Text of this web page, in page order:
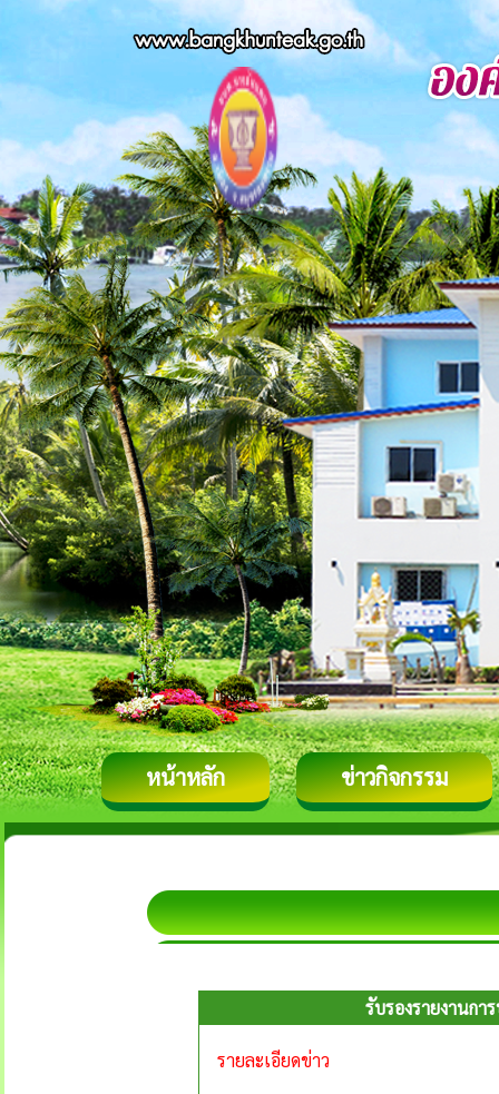
หน้าหลัก ข่าวกิจกรรม
รับรองรายงานก
รายละเอียดข่าว